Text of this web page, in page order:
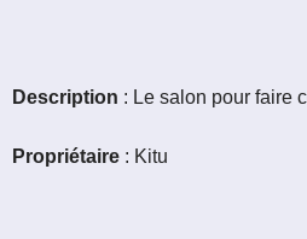
Description : Le salon pour faire
Propriétaire : Kitu